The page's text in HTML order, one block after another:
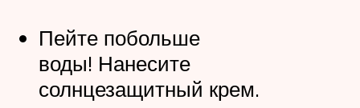
Пейте побольше
воды! Нанесите
солнцезащитный крем.